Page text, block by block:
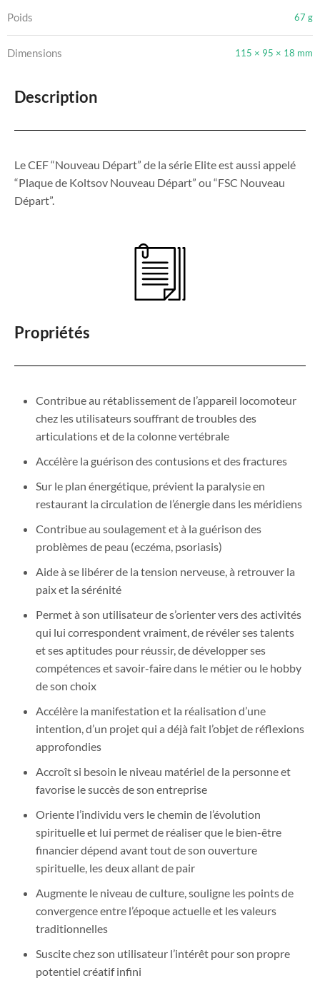
Poids 67 g
Dimensions 115 × 95 × 18 mm
Description
Le CEF “Nouveau Départ” de la série Elite est aussi appelé
“Plaque de Koltsov Nouveau Départ” ou “FSC Nouveau
Départ”.
Propriétés
Contribue au rétablissement de l’appareil locomoteur
chez les utilisateurs souffrant de troubles des
articulations et de la colonne vertébrale
Accélère la guérison des contusions et des fractures
Sur le plan énergétique, prévient la paralysie en
restaurant la circulation de l’énergie dans les méridiens
Contribue au soulagement et à la guérison des
problèmes de peau (eczéma, psoriasis)
Aide à se libérer de la tension nerveuse, à retrouver la
paix et la sérénité
Permet à son utilisateur de s’orienter vers des activités
qui lui correspondent vraiment, de révéler ses talents
et ses aptitudes pour réussir, de développer ses
compétences et savoir-faire dans le métier ou le hobby
de son choix
Accélère la manifestation et la réalisation d’une
intention, d’un projet qui a déjà fait l’objet de réflexions
approfondies
Accroît si besoin le niveau matériel de la personne et
favorise le succès de son entreprise
Oriente l’individu vers le chemin de l’évolution
spirituelle et lui permet de réaliser que le bien-être
financier dépend avant tout de son ouverture
spirituelle, les deux allant de pair
Augmente le niveau de culture, souligne les points de
convergence entre l’époque actuelle et les valeurs
traditionnelles
Suscite chez son utilisateur l’intérêt pour son propre
potentiel créatif infini